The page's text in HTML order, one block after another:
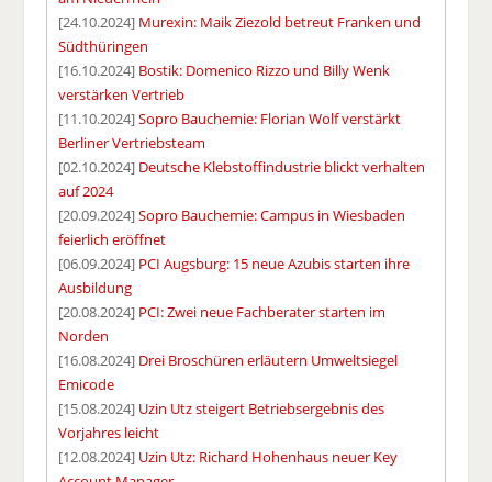
[24.10.2024] Murexin: Maik Ziezold betreut Franken und
Südthüringen
[16.10.2024] Bostik: Domenico Rizzo und Billy Wenk
verstärken Vertrieb
[11.10.2024]Sopro Bauchemie: Florian Wolf verstärkt
Berliner Vertriebsteam
[02.10.2024] Deutsche Klebstoffindustrie blickt verhalten
auf 2024
[20.09.2024]Sopro Bauchemie: Campus in Wiesbaden
feierlich eröffnet
[06.09.2024] PCI Augsburg: 15 neue Azubis starten ihre
Ausbildung
[20.08.2024] PCI: Zwei neue Fachberater starten im
Norden
[16.08.2024] Drei Broschüren erläutern Umweltsiegel
Emicode
[15.08.2024] Uzin Utz steigert Betriebsergebnis des
Vorjahres leicht
[12.08.2024] Uzin Utz: Richard Hohenhaus neuer Key